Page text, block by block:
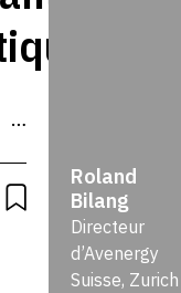
Roland
Bilang
Directeur
d’Avenergy
Suisse, Zurich